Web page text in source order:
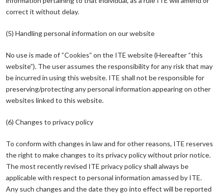
correct it without delay.
(5) Handling personal information on our website
No use is made of “Cookies” on the ITE website (Hereafter “this
website”). The user assumes the responsibility for any risk that may
be incurred in using this website. ITE shall not be responsible for
preserving/protecting any personal information appearing on other
websites linked to this website.
(6) Changes to privacy policy
To conform with changes in law and for other reasons, ITE reserves
the right to make changes to its privacy policy without prior notice.
The most recently revised ITE privacy policy shall always be
applicable with respect to personal information amassed by ITE.
Any such changes and the date they go into effect will be reported